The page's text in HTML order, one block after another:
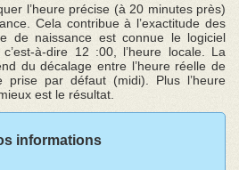
l’heure précise (à 20 minutes près)
Cela contribue à l’exactitude des
de naissance est connue le logiciel
à-dire 12 :00, l’heure locale. La
du décalage entre l’heure réelle de
prise par défaut (midi). Plus l’heure
est le résultat.
informations